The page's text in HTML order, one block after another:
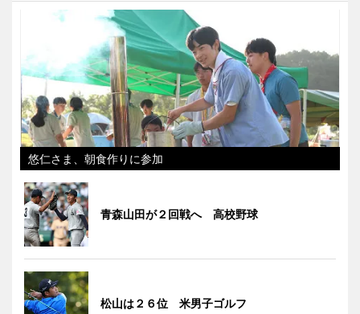
悠仁さま、朝食作りに参加
青森山田が２回戦へ 高校野球
松山は２６位 米男子ゴルフ